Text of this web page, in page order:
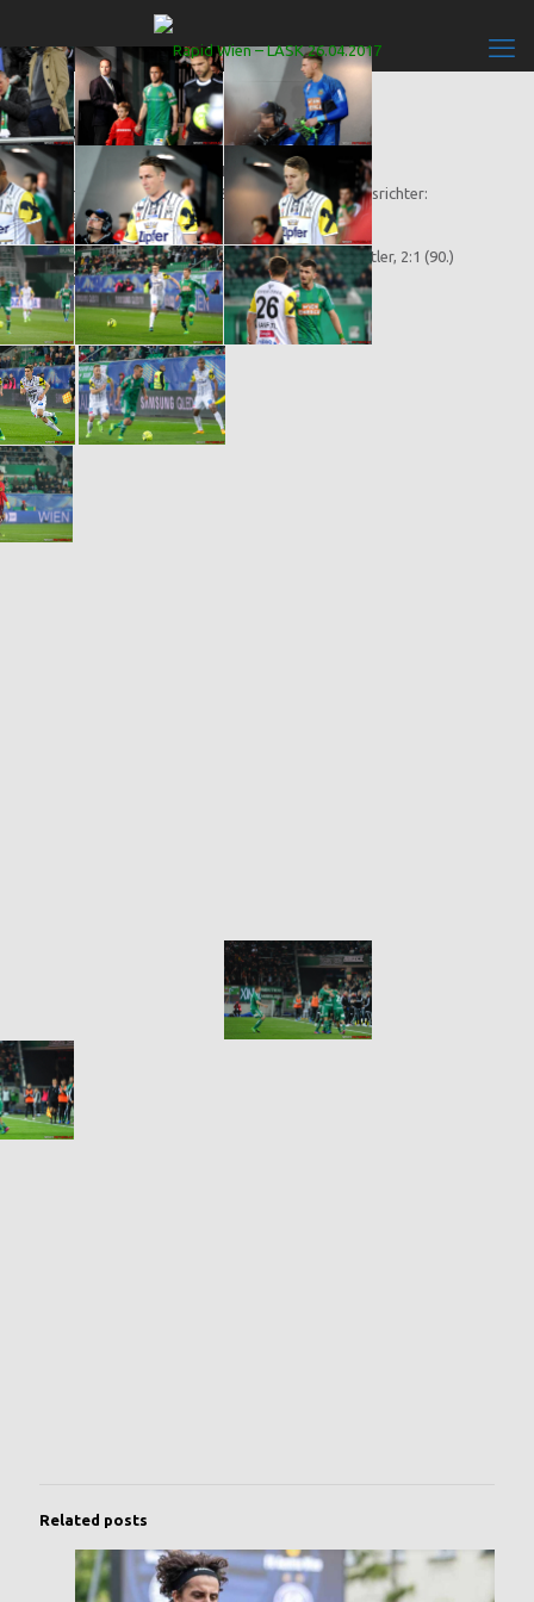
Rapid Wien – LASK 2:1 (0:0)
ÖFB-Cup Halbfinale, 26.04.2017
Wien, Allianz Stadion, 18.200 Zuschauer, Schiedsrichter:
Christopher Jäger
Tore: 1:0 (76.) Thomas Murg, 1:1 (90.) René Gartler, 2:1 (90.)
Joelinton
Bilder des Spiels:
Related posts